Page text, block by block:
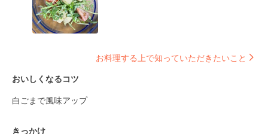
お料理する上で知っていただきたいこと
おいしくなるコツ
白ごまで風味アップ
きっかけ